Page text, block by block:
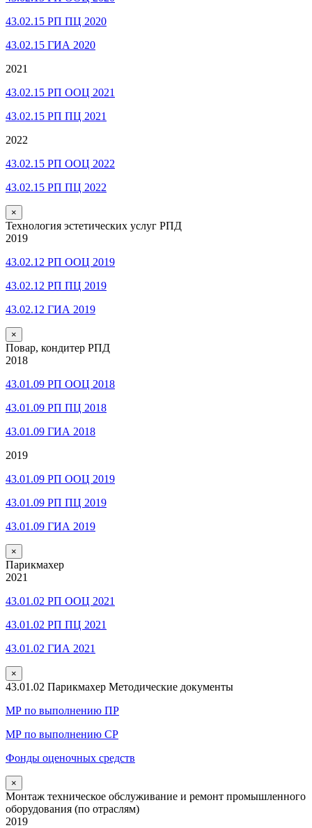
43.02.15 РП ПЦ 2020
43.02.15 ГИА 2020
2021
43.02.15 РП ООЦ 2021
43.02.15 РП ПЦ 2021
2022
43.02.15 РП ООЦ 2022
43.02.15 РП ПЦ 2022
×
Технология эстетических услуг РПД
2019
43.02.12 РП ООЦ 2019
43.02.12 РП ПЦ 2019
43.02.12 ГИА 2019
×
Повар, кондитер РПД
2018
43.01.09 РП ООЦ 2018
43.01.09 РП ПЦ 2018
43.01.09 ГИА 2018
2019
43.01.09 РП ООЦ 2019
43.01.09 РП ПЦ 2019
43.01.09 ГИА 2019
×
Парикмахер
2021
43.01.02 РП ООЦ 2021
43.01.02 РП ПЦ 2021
43.01.02 ГИА 2021
×
43.01.02 Парикмахер Методические документы
МР по выполнению ПР
МР по выполнению СР
Фонды оценочных средств
×
Монтаж техническое обслуживание и ремонт промышленного
оборудования (по отраслям)
2019